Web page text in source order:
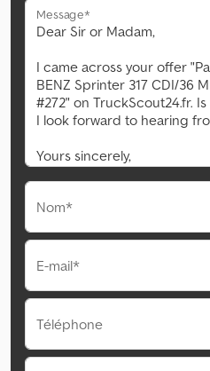
Message*
Nom*
E-mail*
Téléphone